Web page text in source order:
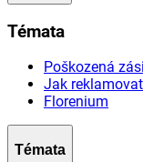
Témata
Poškozená
Jak
Florenium
Témata